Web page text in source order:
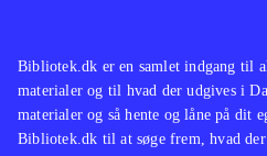
Bibliotek.dk er en samlet indgang til
materialer og til hvad der udgives i
materialer og så hente og låne på dit
Bibliotek.dk til at søge frem, hvad